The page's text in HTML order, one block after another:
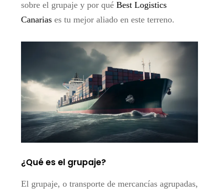
sobre el grupaje y por qué Best Logistics
Canariases tu mejor aliado en este terreno.
¿Qué es el grupaje?
El grupaje, o transporte de mercancías agrupadas,